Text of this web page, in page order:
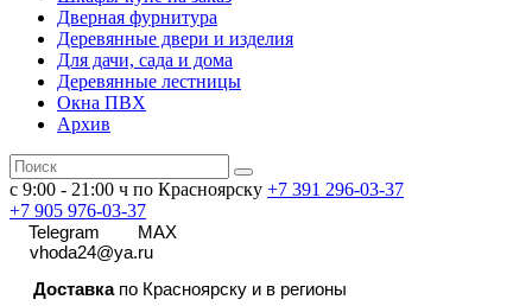
Дверная фурнитура
Деревянные двери и изделия
Для дачи, сада и дома
Деревянные лестницы
Окна ПВХ
Архив
с 9:00 - 21:00 ч по Красноярску +7 391 296-03-37
+7 905 976-03-37
Telegram
MAX
vhoda24@ya.ru
Доставкапо Красноярску и в регионы